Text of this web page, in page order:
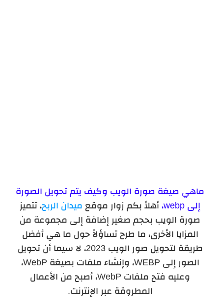
ماهي صيغة صورة الويب وكيف يتم تحويل الصورة
إلى webp،
أهلاً بكم زوار موقع ميدان الربح، تتميز
صورة الويب بحجم صغير إضافة إلى مجموعة من
المزايا الأخرى، ما طرح تساؤلاً حول ما هي أفضل
طريقة لتحويل صور الويب 2023، لا سيما أن تحويل
الصور إلى WEBP، وإنشاء ملفات بصيغة WebP،
وعليه فتح ملفات WebP، أصبح من الأعمال
المطروقة عبر الإنترنت.